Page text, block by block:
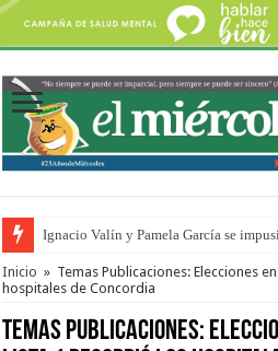
Ignacio Valín y Pamela García se
Traigo el litoral en mi canción: 100
Inicio » Temas Publicaciones: Elecciones
hospitales de Concordia
Temas Publicaciones: